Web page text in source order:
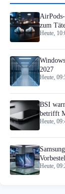
zum
Heute,
2027
Heute,
BSI
betrifft
Heute,
Heute,